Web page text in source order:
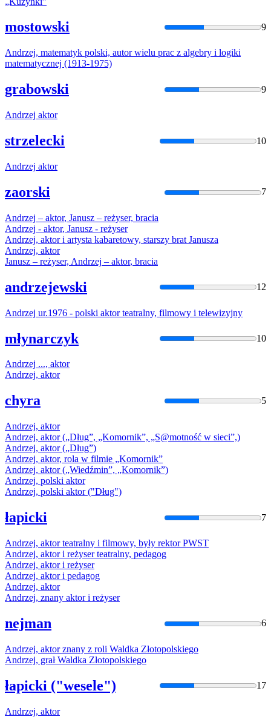
mostowski 9
Andrzej, matematyk polski, autorwielu prac z algebry i logiki
matematycznej (1913-1975)
grabowski 9
Andrzej aktor
strzelecki 10
Andrzej aktor
zaorski 7
Andrzej – aktor, Janusz – reżyser, bracia
Andrzej - aktor, Janusz - reżyser
Andrzej, aktori artysta kabaretowy, starszy brat Janusza
Andrzej, aktor
Janusz – reżyser, Andrzej – aktor, bracia
andrzejewski 12
Andrzej ur.1976 - polski aktorteatralny, filmowy i telewizyjny
młynarczyk 10
Andrzej ..., aktor
Andrzej, aktor
chyra 5
Andrzej, aktor
Andrzej, aktor(„Dług”, „Komornik”, „S@motność w sieci”,)
Andrzej, aktor(„Dług”)
Andrzej, aktor, rola w filmie „Komornik”
Andrzej, aktor(„Wiedźmin”, „Komornik”)
Andrzej, polski aktor
Andrzej, polski aktor("Dług")
łapicki 7
Andrzej, aktorteatralny i filmowy, były rektor PWST
Andrzej, aktori reżyser teatralny, pedagog
Andrzej, aktori reżyser
Andrzej, aktori pedagog
Andrzej, aktor
Andrzej, znany aktori reżyser
nejman 6
Andrzej, aktorznany z roli Waldka Złotopolskiego
Andrzej, grał Waldka Złotopolskiego
łapicki ("wesele") 17
Andrzej, aktor